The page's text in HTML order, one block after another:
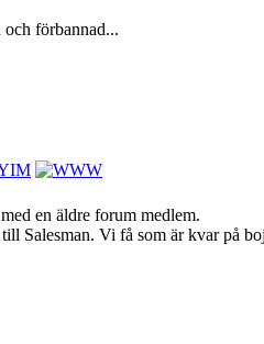
och förbannad...
en äldre forum medlem.
Salesman. Vi få som är kvar på